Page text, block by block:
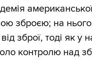
зброєю; на
зброї, тоді як у
контролю над